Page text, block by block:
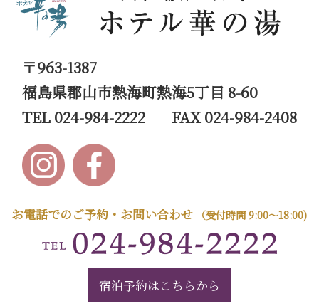
〒963-1387
福島県郡山市熱海町熱海5丁目 8-60
TEL 024-984-2222
FAX 024-984-2408
お電話でのご予約・お問い合わせ （受付時間 9:00～18:00)
宿泊予約はこちらから